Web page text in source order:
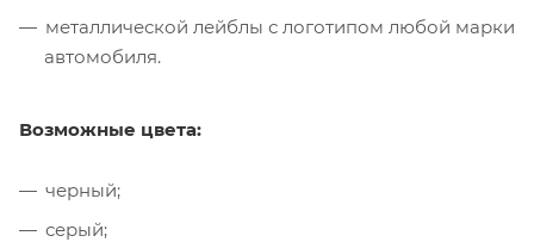
металлической лейблы с логотипом любой марки
автомобиля.
Возможные цвета:
черный;
серый;